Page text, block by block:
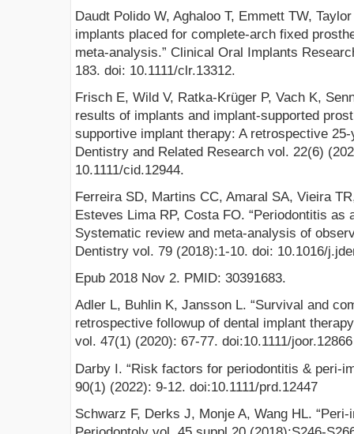
Daudt Polido W, Aghaloo T, Emmett TW,
implants placed for complete-arch fixed
meta-analysis.” Clinical Oral Implants
183. doi: 10.1111/clr.13312.
Frisch E, Wild V, Ratka-Krüger P, Vach K,
results of implants and implant-supported
supportive implant therapy: A retrospective
Dentistry and Related Research vol. 22(6)
10.1111/cid.12944.
Ferreira SD, Martins CC, Amaral SA, Vieira
Esteves Lima RP, Costa FO. “Periodontitis
Systematic review and meta-analysis of
Dentistry vol. 79 (2018):1-10. doi: 10.1016/
Epub 2018 Nov 2. PMID: 30391683.
Adler L, Buhlin K, Jansson L. “Survival and
retrospective followup of dental implant
vol. 47(1) (2020): 67-77. doi:10.1111/joor.12866
Darby I. “Risk factors for periodontitis & peri-
90(1) (2022): 9-12. doi:10.1111/prd.12447
Schwarz F, Derks J, Monje A, Wang HL.